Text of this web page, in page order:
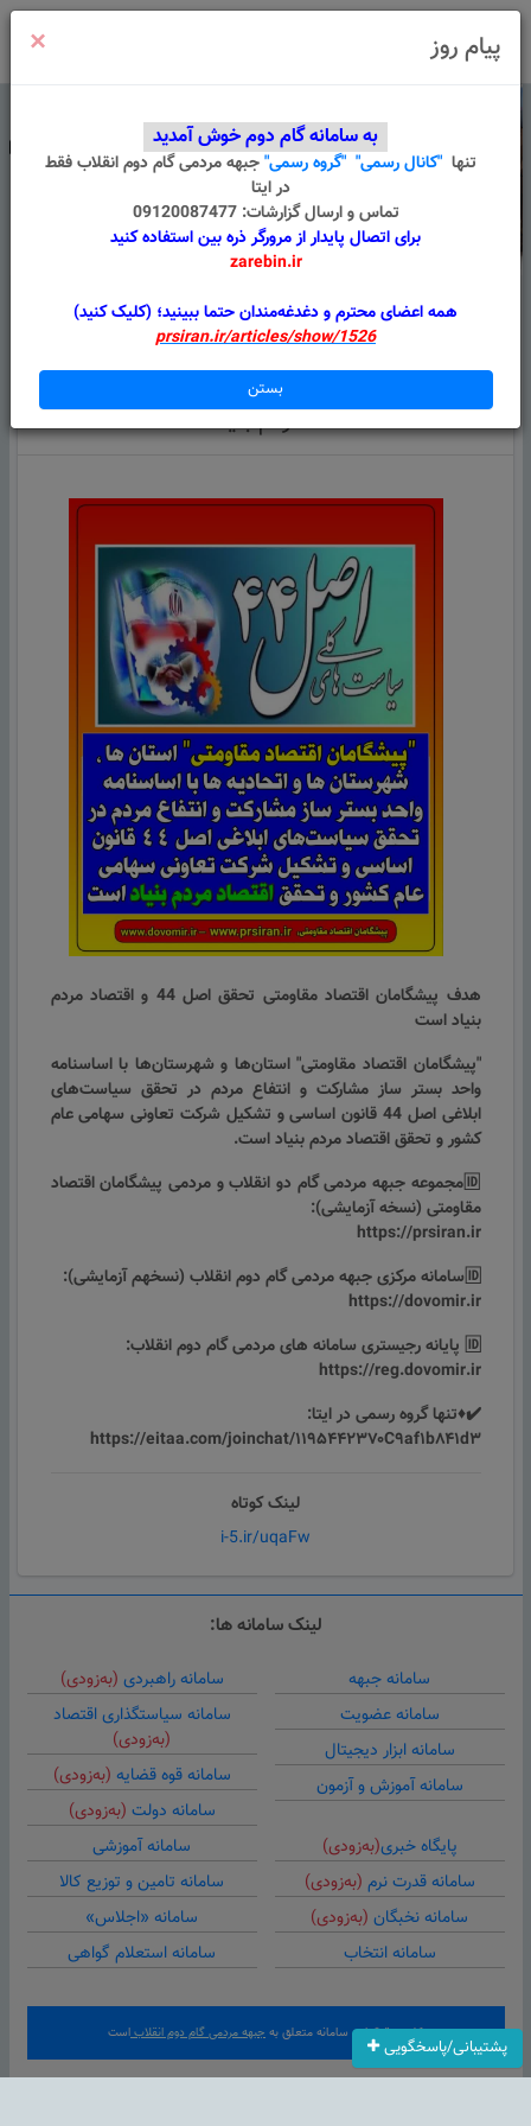
اقتصاد مردم بنیاد است
هدف پیشگامان اقتصاد مقاومتی تحقق اصل 44 و اقتصاد مردم
بنیاد است
"پیشگامان اقتصاد مقاومتی" استان‌ها و شهرستان‌ها با اساسنامه
واحد بستر ساز مشارکت و انتفاع مردم در تحقق سیاست‌های
ابلاغی اصل 44 قانون اساسی و تشکیل شرکت تعاونی سهامی عام
کشور و تحقق اقتصاد مردم بنیاد است.
🆔مجموعه جبهه مردمی گام دو انقلاب و مردمی پیشگامان اقتصاد
مقاومتی (نسخه آزمایشی):
https://prsiran.ir
🆔سامانه مرکزی جبهه مردمی گام دوم انقلاب (نسخهم آزمایشی):
https://dovomir.ir
🆔 پایانه رجیستری سامانه های مردمی گام دوم انقلاب:
https://reg.dovomir.ir
✔️♦️تنها گروه رسمی در ایتا:
https://eitaa.com/joinchat/۱۱۹۵۴۴۲۳۷۰C۹af۱b۸۴۱d۳
لینک کوتاه
i-5.ir/uqaFw
پشتیبانی/پاسخگویی
لینک سامانه ها:
سامانه جبهه
سامانه عضویت
سامانه ابزار دیجیتال
سامانه آموزش و آزمون
سامانه راهبردی (به‌زودی)
سامانه سیاستگذاری اقتصاد
(به‌زودی)
سامانه قوه قضایه (به‌زودی)
سامانه دولت (به‌زودی)
پایگاه خبری(به‌زودی)
سامانه قدرت نرم (به‌زودی)
سامانه نخبگان (به‌زودی)
سامانه انتخاب
سامانه آموزشی
سامانه تامین و توزیع کالا
سامانه «اجلاس»
سامانه استعلام گواهی
کلیه حقوق این سامانه متعلق به جبهه مردمی گام دوم انقلاباست
پیام روز ×
به سامانه گام دوم خوش آمدید
تنها "کانال رسمی" "گروه رسمی"جبهه مردمی گام دوم انقلابفقط
در ایتا
تماس و ارسال گزارشات: 09120087477
برای اتصال پایدار از مرورگر ذره بین استفاده کنید
zarebin.ir
همه اعضای محترم و دغدغه‌مندان حتما ببینید؛ (کلیک کنید)
prsiran.ir/articles/show/1526
بستن